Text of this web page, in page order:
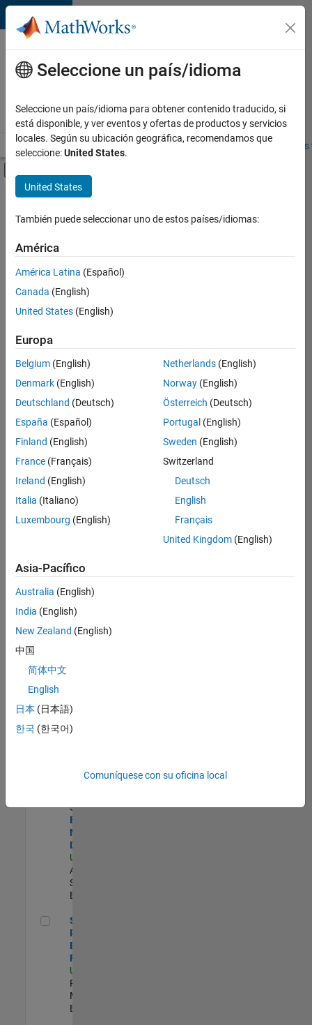
Saltar al contenido
Ofertas
de
empleo
MathWorks
Visión general Búsqueda de empleo Oficinas locales
Contenido principal
FILTRADO POR
User Experience
Product Marketing
Ordenar por
Guardar
empleos
seleccionados
No se
han
traducido
todos
los
empleos.
Busque
por
ubicación
todos
empleos
en su
zona.
Product Strategy Lead - Cloud & Ecosystem for Simulink
Ecosystem for
US-MA-Natick
Experimentado
Solutions
Engineer -
Model Based
Design
US-MA-Natick
Advanced
Support |
Experimentado
Senior Product Engineer - FPGA / ASIC
Senior
Product
Engineer -
FPGA / ASIC
US-MA-Natick
Product
Marketing |
Experimentado
Seleccione un país/idioma
Seleccione un país/idioma para obtener contenido traducido, si
está disponible, y ver eventos y ofertas de productos y servicios
locales. Según su ubicación geográfica, recomendamos que
seleccione:United States.
United States
También puede seleccionar uno de estos países/idiomas:
América
América Latina (Español)
Canada (English)
United States (English)
Europa
Belgium (English)
Denmark (English)
Deutschland (Deutsch)
España (Español)
Finland (English)
France (Français)
Ireland (English)
Italia (Italiano)
Luxembourg (English)
Netherlands(English)
Norway(English)
Österreich (Deutsch)
Portugal (English)
Sweden (English)
Switzerland
Deutsch
English
Français
United Kingdom(English)
Asia-Pacífico
Australia (English)
India (English)
New Zealand (English)
中国
简体中文
English
日本 (日本語)
한국 (한국어)
Comuníquese con su oficina local